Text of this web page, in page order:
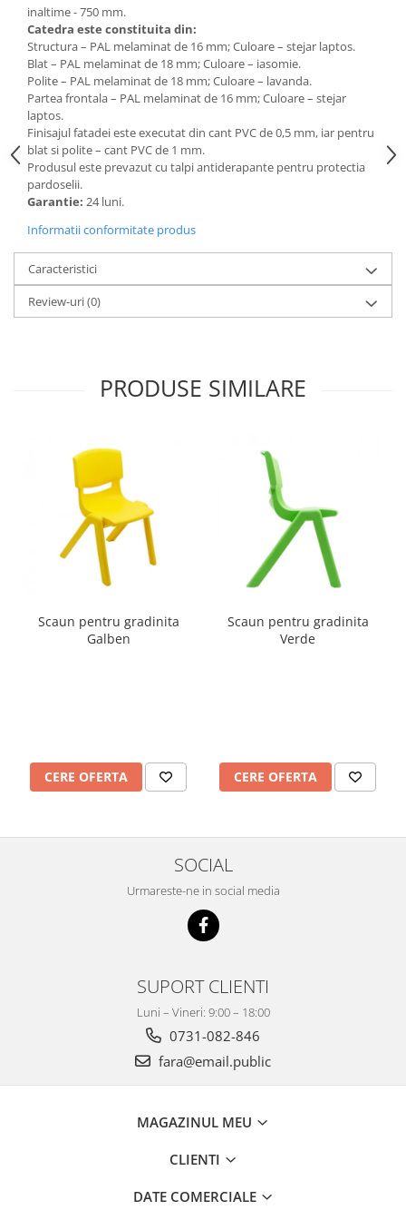
Accesorii
Panouri Afisare
Table magnetice din sticla
inaltime - 750 mm.
Catedra este constituita din:
Structura – PAL melaminat de 16 mm; Culoare – stejar laptos.
Blat – PAL melaminat de 18 mm; Culoare – iasomie.
Polite – PAL melaminat de 18 mm; Culoare – lavanda.
Partea frontala – PAL melaminat de 16 mm; Culoare – stejar
laptos.
Finisajul fatadei este executat din cant PVC de 0,5 mm, iar pentru
blat si polite – cant PVC de 1 mm.
Produsul este prevazut cu talpi antiderapante pentru protectia
pardoselii.
Garantie: 24 luni.
Informatii conformitate produs
Caracteristici
Review-uri(0)
PRODUSE SIMILARE
Scaun pentru gradinita
Galben
CERE OFERTA
Scaun pentru gradinita
Verde
CERE OFERTA
SOCIAL
Urmareste-ne in social media
SUPORT CLIENTI
Luni – Vineri: 9:00 – 18:00
0731-082-846
fara@email.public
MAGAZINUL MEU
CLIENTI
DATE COMERCIALE